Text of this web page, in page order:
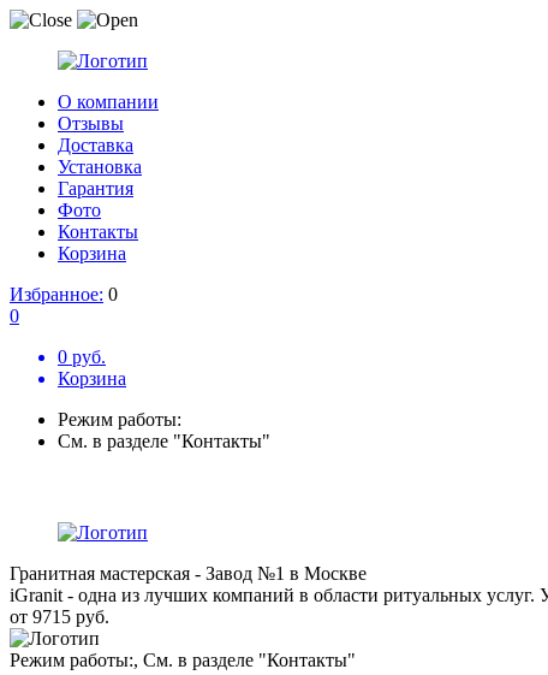
О компании
Отзывы
Доставка
Установка
Гарантия
Фото
Контакты
Корзина
Избранное: 0
0
0 руб.
Корзина
Режим работы:
См. в разделе "Контакты"
Гранитная мастерская - Завод №1 в Москве
iGranit - одна из лучших компаний в области ритуальных услуг.
от 9715 руб.
Режим работы:, См. в разделе "Контакты"